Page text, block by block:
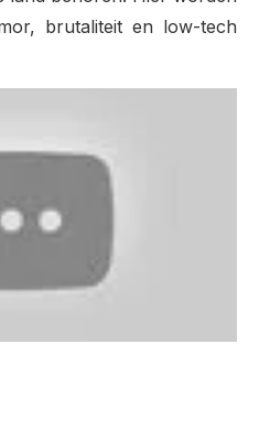
brutaliteit en low-tech